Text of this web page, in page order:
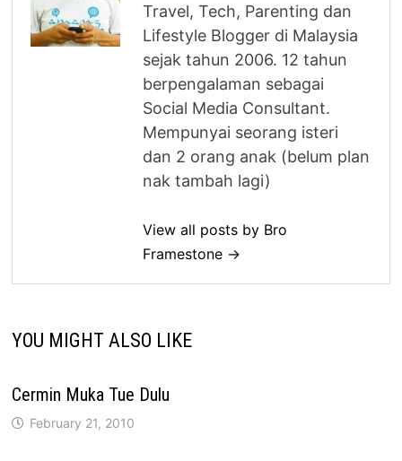
Travel, Tech, Parenting dan
Lifestyle Blogger di Malaysia
sejak tahun 2006. 12 tahun
berpengalaman sebagai
Social Media Consultant.
Mempunyai seorang isteri
dan 2 orang anak (belum plan
nak tambah lagi)
View all posts by Bro
Framestone →
YOU MIGHT ALSO LIKE
Cermin Muka Tue Dulu
February 21, 2010